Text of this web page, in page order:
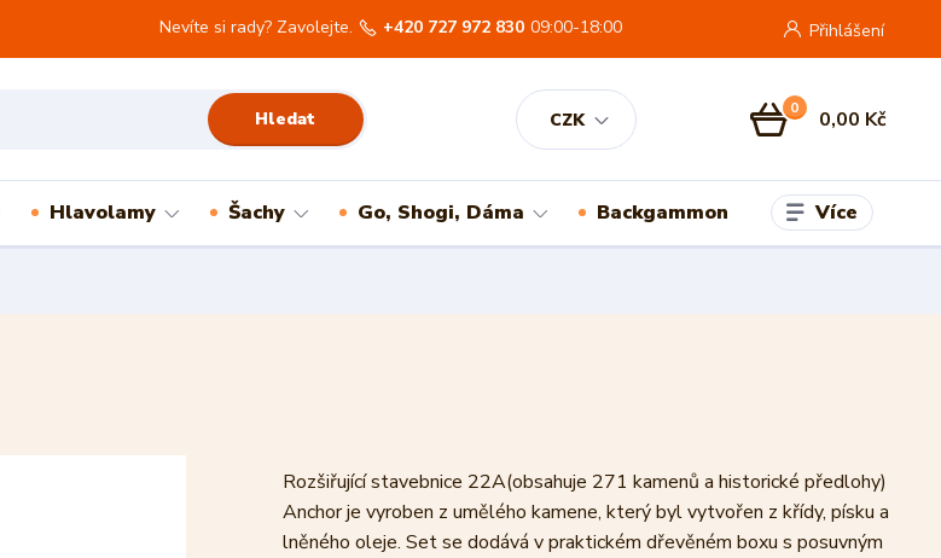
CZK
Přihlášení
Hledat
Nevíte si rady? Zavolejte. +420 727 972 830 09:00-18:00
0 0,00 Kč
Hlavolamy Šachy Go, Shogi, Dáma Backgammon Více
Rozšiřující stavebnice 22A(obsahuje 271 kamenů a historické předlohy)
Anchor je vyroben z umělého kamene, který byl vytvořen z křídy, písku a
lněného oleje. Set se dodává v praktickém dřevěném boxu s posuvným